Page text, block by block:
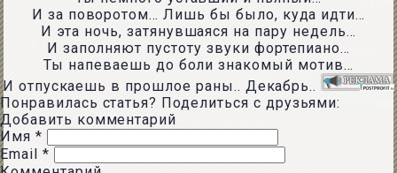
И за поворотом… Лишь бы было, куда идти…
И эта ночь, затянувшаяся на пару недель…
И заполняют пустоту звуки фортепиано…
Ты напеваешь до боли знакомый мотив…
И отпускаешь в прошлое раны.. Декабрь..
Понравилась статья? Поделиться с друзьями:
Добавить комментарий
Имя *
Email *